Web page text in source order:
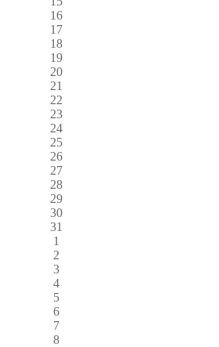
16
17
18
19
20
21
22
23
24
25
26
27
28
29
30
31
1
2
3
4
5
6
7
8